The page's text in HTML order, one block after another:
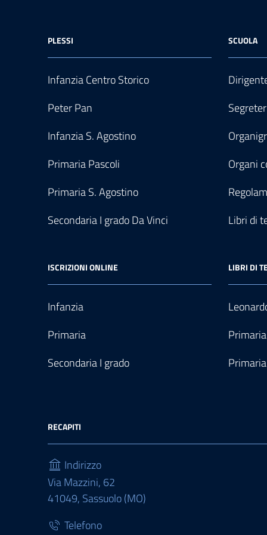
PLESSI
Infanzia Centro Storico
Peter Pan
Infanzia S. Agostino
Primaria Pascoli
Primaria S. Agostino
Secondaria I grado Da Vinci
SCUOLA
Organi
Libri di
ISCRIZIONI ONLINE
Infanzia
Primaria
Secondaria I grado
LIBRI DI
RECAPITI
Indirizzo
Via Mazzini, 62
41049, Sassuolo (MO)
Telefono